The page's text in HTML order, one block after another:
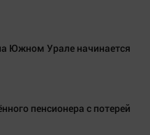
Южном Урале начинается
пенсионера с потерей